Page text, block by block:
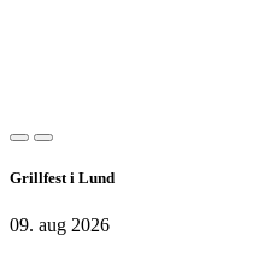
Grillfest i Lund
09. aug 2026